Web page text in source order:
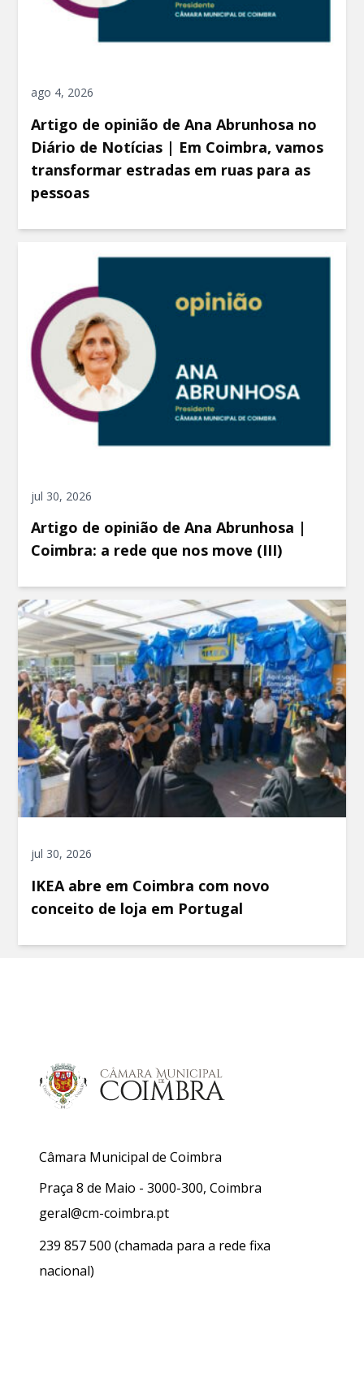
ago 4, 2026
Artigo de opinião de Ana Abrunhosa no
Diário de Notícias | Em Coimbra, vamos
transformar estradas em ruas para as
pessoas
jul 30, 2026
Artigo de opinião de Ana Abrunhosa |
Coimbra: a rede que nos move (III)
jul 30, 2026
IKEA abre em Coimbra com novo
conceito de loja em Portugal
Câmara Municipal de Coimbra
Praça 8 de Maio - 3000-300, Coimbra
geral@cm-coimbra.pt
239 857 500 (chamada para a rede fixa
nacional)